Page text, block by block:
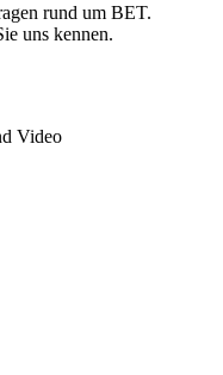
rund um BET.
uns kennen.
Video